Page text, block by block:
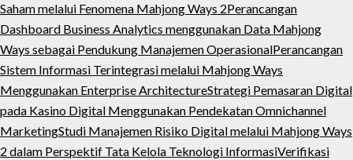
Saham melalui Fenomena Mahjong Ways 2Perancangan
Dashboard Business Analytics menggunakan Data Mahjong
Ways sebagai Pendukung Manajemen OperasionalPerancangan
Sistem Informasi Terintegrasi melalui Mahjong Ways
Menggunakan Enterprise ArchitectureStrategi Pemasaran Digital
pada Kasino Digital Menggunakan Pendekatan Omnichannel
MarketingStudi Manajemen Risiko Digital melalui Mahjong Ways
2 dalam Perspektif Tata Kelola Teknologi InformasiVerifikasi